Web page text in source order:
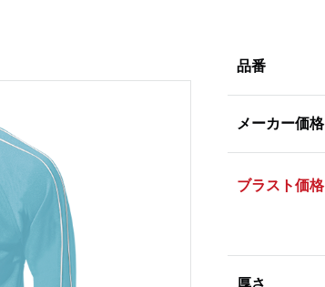
品番
メーカー価格
ブラスト価格
厚さ